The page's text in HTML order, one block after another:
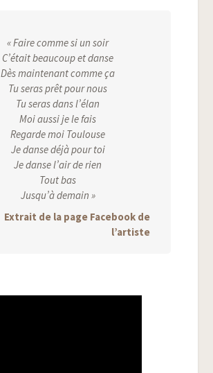
« Faire comme si un soir
C’était beau­coup et danse
Dès main­te­nant comme ça
Tu seras prêt pour nous
Tu seras dans l’élan
Moi aus­si je le fais
Regarde moi Toulouse
Je danse déjà pour toi
Je danse l’airde rien
Tout bas
Jusqu’à demain »
Extrait de la page Face­book de
l’artiste